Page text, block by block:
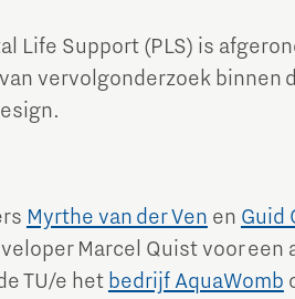
Life Support (PLS) is
vervolgonderzoek binnen
Myrthe van der Ven en Guid
Marcel Quist voor een
TU/e het bedrijf AquaWomb